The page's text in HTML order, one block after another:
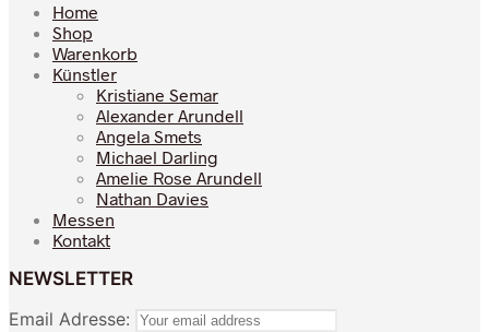
Home
Shop
Warenkorb
Künstler
Kristiane Semar
Alexander Arundell
Angela Smets
Michael Darling
Amelie Rose Arundell
Nathan Davies
Messen
Kontakt
NEWSLETTER
Email Adresse: